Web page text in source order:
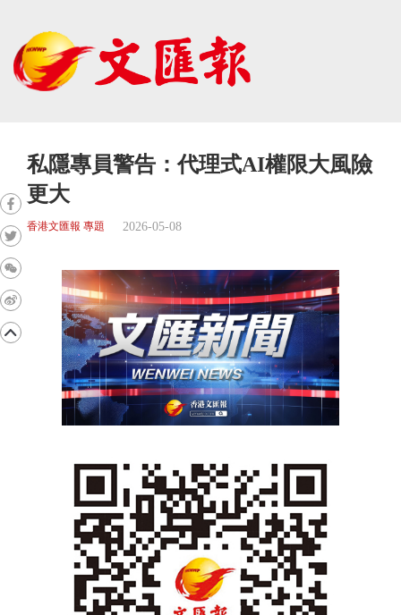
私隱專員警告：代理式AI權限大風險
更大
香港文匯報 專題 2026-05-08